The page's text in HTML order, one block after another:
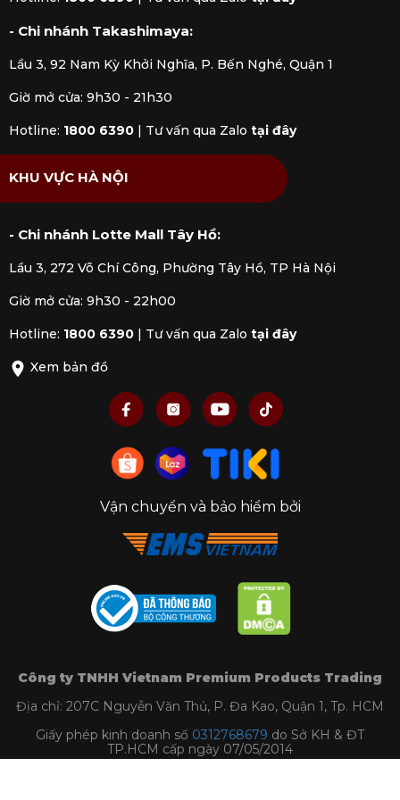
- Chi nhánh Takashimaya:
Lầu 3, 92 Nam Kỳ Khởi Nghĩa, P. Bến Nghé, Quận 1
Giờ mở cửa: 9h30 - 21h30
Hotline: 1800 6390 Tư vấn qua Zalo tại đây
KHU VỰC HÀ NỘI
- Chi nhánh Lotte Mall Tây Hồ:
Lầu 3, 272 Võ Chí Công, Phường Tây Hồ, TP Hà Nội
Giờ mở cửa: 9h30 - 22h00
Hotline: 1800 6390 Tư vấn qua Zalo tại đây
Xem bản đồ
Vận chuyển và bảo hiểm bởi
Công ty TNHH Vietnam Premium Products Trading
Địa chỉ: 207C Nguyễn Văn Thủ, P. Đa Kao, Quận 1, Tp. HCM
Giấy phép kinh doanh số 0312768679 do Sở KH & ĐT
TP.HCM cấp ngày 07/05/2014